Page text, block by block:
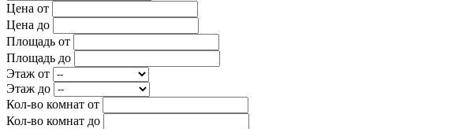
Цена от
Цена до
Площадь от
Площадь до
Этаж от
Этаж до
Кол-во комнат от
Кол-во комнат до